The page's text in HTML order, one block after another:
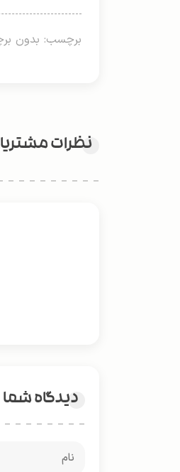
برچسب: بدون
نظرات
دیدگاه شما